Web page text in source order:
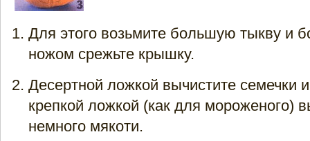
Для этого возьмите большую тыкву и
ножом срежьте крышку.
Десертной ложкой вычистите семечки
крепкой ложкой (как для мороженого)
немного мякоти.